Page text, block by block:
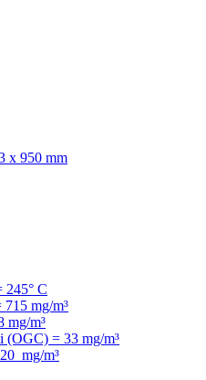
x 950 mm
245° C
mg/m³
mg/m³
(OGC) = 33 mg/m³
mg/m³